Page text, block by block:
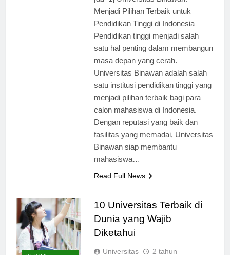
[ad_1] Universitas Binawan:
Menjadi Pilihan Terbaik untuk
Pendidikan Tinggi di Indonesia
Pendidikan tinggi menjadi salah
satu hal penting dalam membangun
masa depan yang cerah.
Universitas Binawan adalah salah
satu institusi pendidikan tinggi yang
menjadi pilihan terbaik bagi para
calon mahasiswa di Indonesia.
Dengan reputasi yang baik dan
fasilitas yang memadai, Universitas
Binawan siap membantu
10 Universitas Terbaik di
Dunia yang Wajib